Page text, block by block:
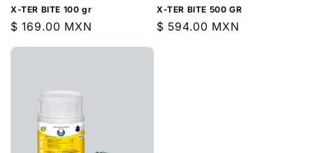
X-TER BITE 100 gr
Precio
habitual
$ 169.00 MXN
X-TER BITE 500 GR
Precio
$ 594.00 MXN